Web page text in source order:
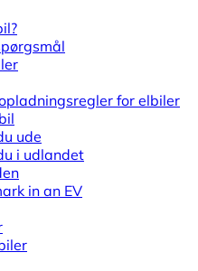
for elbiler
ude
i udlandet
in an EV